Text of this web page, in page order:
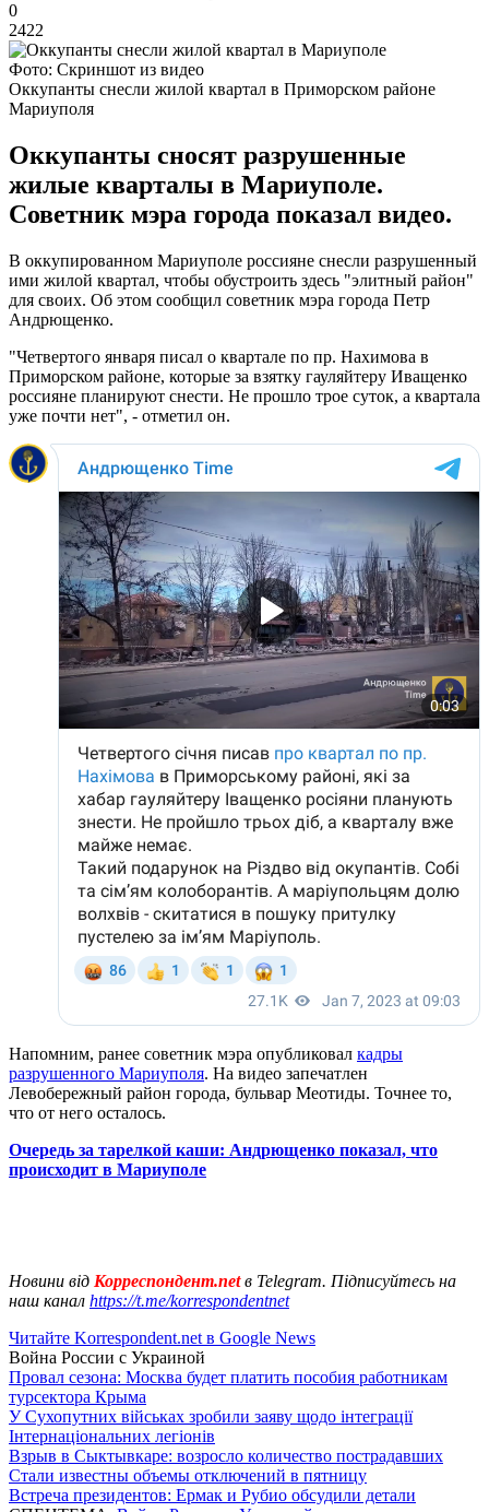
0
2422
Фото: Скриншот из видео
Оккупанты снесли жилой квартал в Приморском районе
Мариуполя
Оккупанты сносят разрушенные
жилые кварталы в Мариуполе.
Советник мэра города показал видео.
В оккупированном Мариуполе россияне снесли разрушенный
ими жилой квартал, чтобы обустроить здесь "элитный район"
для своих. Об этом сообщил советник мэра города Петр
Андрющенко.
"Четвертого января писал о квартале по пр. Нахимова в
Приморском районе, которые за взятку гауляйтеру Иващенко
россияне планируют снести. Не прошло трое суток, а квартала
уже почти нет", - отметил он.
Напомним, ранее советник мэра опубликовал кадры
разрушенного Мариуполя. На видео запечатлен
Левобережный район города, бульвар Меотиды. Точнее то,
что от него осталось.
Очередь за тарелкой каши: Андрющенко показал, что
происходит в Мариуполе
Новини від Корреспондент.netв Telegram. Підписуйтесь на
наш канал https://t.me/korrespondentnet
Читайте Korrespondent.net в Google News
Война России с Украиной
Провал сезона: Москва будет платить пособия работникам
турсектора Крыма
У Сухопутних військах зробили заяву щодо інтеграції
Інтернаціональних легіонів
Взрыв в Сыктывкаре: возросло количество пострадавших
Стали известны объемы отключений в пятницу
Встреча президентов: Ермак и Рубио обсудили детали